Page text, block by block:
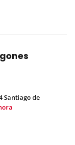
Santiago de